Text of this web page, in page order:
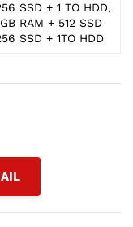
SSD + 1 TO HDD,
RAM + 512 SSD
SSD + 1TO HDD